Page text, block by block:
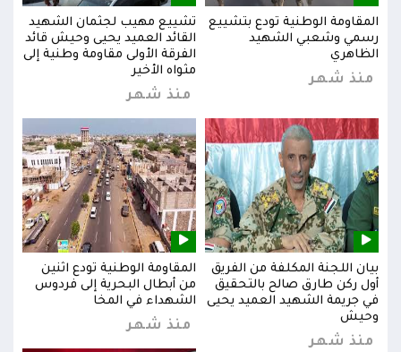
المقاومة الوطنية تودع بتشييع
رسمي وشعبي الشهيد
الظاهري
منذ شهر
تشييع مهيب لجثمان الشهيد
القائد العميد يحيى وحيش قائد
الفرقة الأولى مقاومة وطنية إلى
مثواه الأخير
منذ شهر
بيان اللجنة المكلفة من الفريق
أول ركن طارق صالح بالتحقيق
في جريمة الشهيد العميد يحيى
وحيش
منذ شهر
المقاومة الوطنية تودع اثنين
من أبطال البحرية إلى فردوس
الشهداء في المخا
منذ شهر